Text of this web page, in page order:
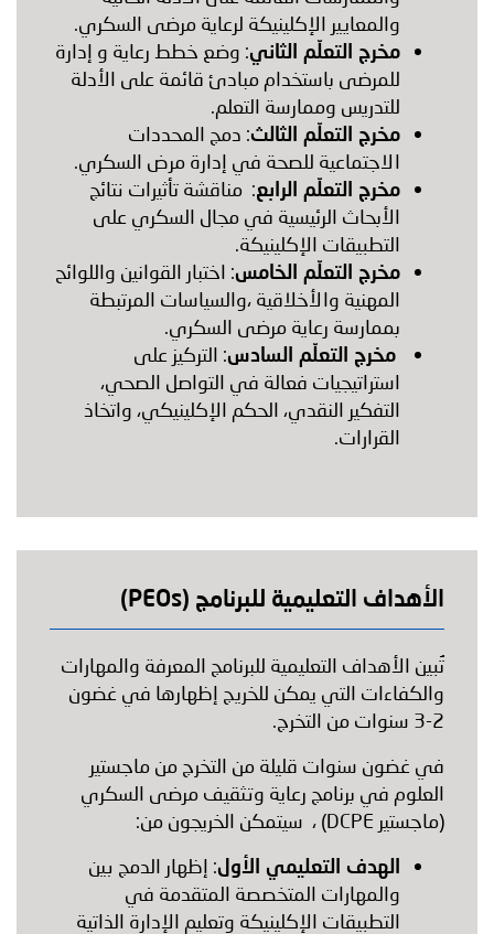
والمعايير الإكلينيكة لرعاية مرضى السكري.
مخرج التعلّم الثاني: وضع خطط رعاية و إدارة
للمرضى باستخدام مبادئ قائمة على الأدلة
للتدريس وممارسة التعلم.
مخرج التعلّم الثالث: دمج المحددات
الاجتماعية للصحة في إدارة مرض السكري.
مخرج التعلّم الرابع: مناقشة تأثيرات نتائج
الأبحاث الرئيسية في مجال السكري على
التطبيقات الإكلينيكة.
مخرج التعلّم الخامس: اختبار القوانين واللوائح
المهنية والأخلاقية ،والسياسات المرتبطة
بممارسة رعاية مرضى السكري.
مخرج التعلّم السادس: التركيز على
استراتيجيات فعالة في التواصل الصحي،
التفكير النقدي، الحكم الإكلينيكي، واتخاذ
القرارات.
الأهداف التعليمية للبرنامج (PEOs)
تُبين الأهداف التعليمية للبرنامج المعرفة والمهارات
والكفاءات التي يمكن للخريج إظهارها في غضون
2-3 سنوات من التخرج.
في غضون سنوات قليلة من التخرج من ماجستير
العلوم في برنامج رعاية وتثقيف مرضى السكري
(ماجستير DCPE) ، سيتمكن الخريجون من:
الهدف التعليمي الأول: إظهار الدمج بين
والمهارات المتخصصة المتقدمة في
التطبيقات الإكلينيكة وتعليم الإدارة الذاتية